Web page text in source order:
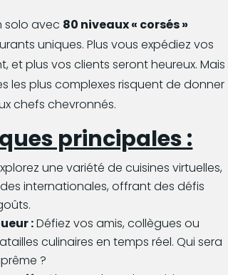
solo avec 80 niveaux « corsés »
uniques. Plus vous expédiez vos
et plus vos clients seront heureux. Mais
les plus complexes risquent de donner
chefs chevronnés.
principales :
une variété de cuisines virtuelles,
internationales, offrant des défis
:Défiez vos amis, collègues ou
culinaires en temps réel. Qui sera
?